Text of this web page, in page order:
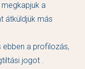
a
átküldjük más
a profilozás,
jogot .